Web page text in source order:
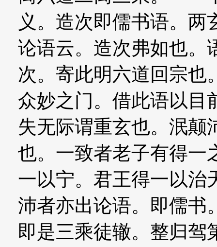
义。造次即儒书语。
论语云。造次弗如也。
次。寄此明六道回宗也
众妙之门。借此语以目
失无际谓重玄也。泯颠
也。一致者老子有得一
一以宁。君王得一以治
沛者亦出论语。即儒书
即是三乘徒辙。整归驾